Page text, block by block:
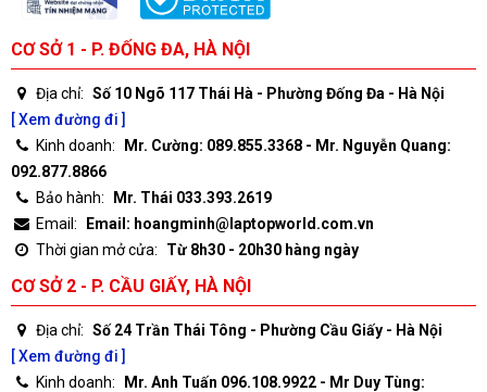
CƠ SỞ 1 - P. ĐỐNG ĐA, HÀ NỘI
Địa chỉ: Số 10 Ngõ 117 Thái Hà - Phường Đống Đa - Hà Nội
[ Xem đường đi ]
Kinh doanh:
Mr. Cường: 089.855.3368 - Mr. Nguyễn Quang:
092.877.8866
Bảo hành:
Mr. Thái 033.393.2619
Email:
Email: hoangminh@laptopworld.com.vn
Thời gian mở cửa:
Từ 8h30 - 20h30 hàng ngày
CƠ SỞ 2 - P. CẦU GIẤY, HÀ NỘI
Địa chỉ: Số 24 Trần Thái Tông - Phường Cầu Giấy - Hà Nội
[ Xem đường đi ]
Kinh doanh:
Mr. Anh Tuấn 096.108.9922 - Mr Duy Tùng: